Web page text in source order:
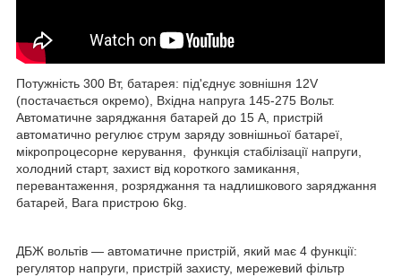
Потужність 300 Вт, батарея: під'єднує зовнішня 12V
(постачається окремо), Вхідна напруга 145-275 Вольт.
Автоматичне заряджання батарей до 15 А, пристрій
автоматично регулює струм заряду зовнішньої батареї,
мікропроцесорне керування, функція стабілізації напруги,
холодний старт, захист від короткого замикання,
перевантаження, розряджання та надлишкового заряджання
батарей, Вага пристрою 6kg.
ДБЖ вольтів — автоматичне пристрій, який має 4 функції:
регулятор напруги, пристрій захисту, мережевий фільтр